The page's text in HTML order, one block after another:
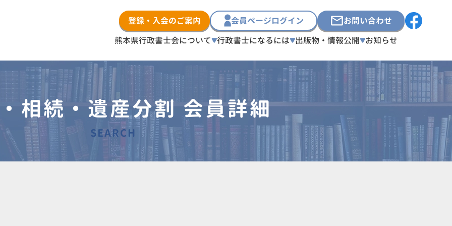
登録・入会のご案内 会員ページログイン
お問い合わせ
熊本県行政書士会について 行政書士になるには 出版物・情報公開 お知らせ
相続・遺産分割 会員詳細
SEARCH